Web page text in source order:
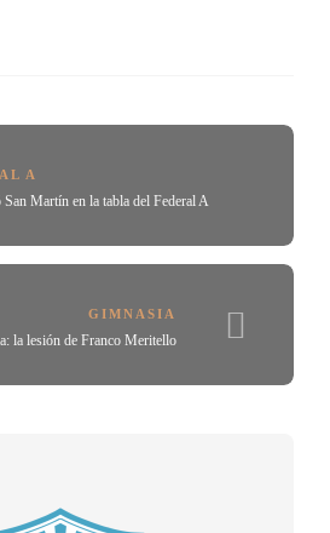
A
Martín en la tabla del Federal A
GIMNASIA
la lesión de Franco Meritello